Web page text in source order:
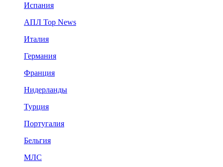
Испания
АПЛ Top News
Италия
Германия
Франция
Нидерланды
Турция
Португалия
Бельгия
МЛС